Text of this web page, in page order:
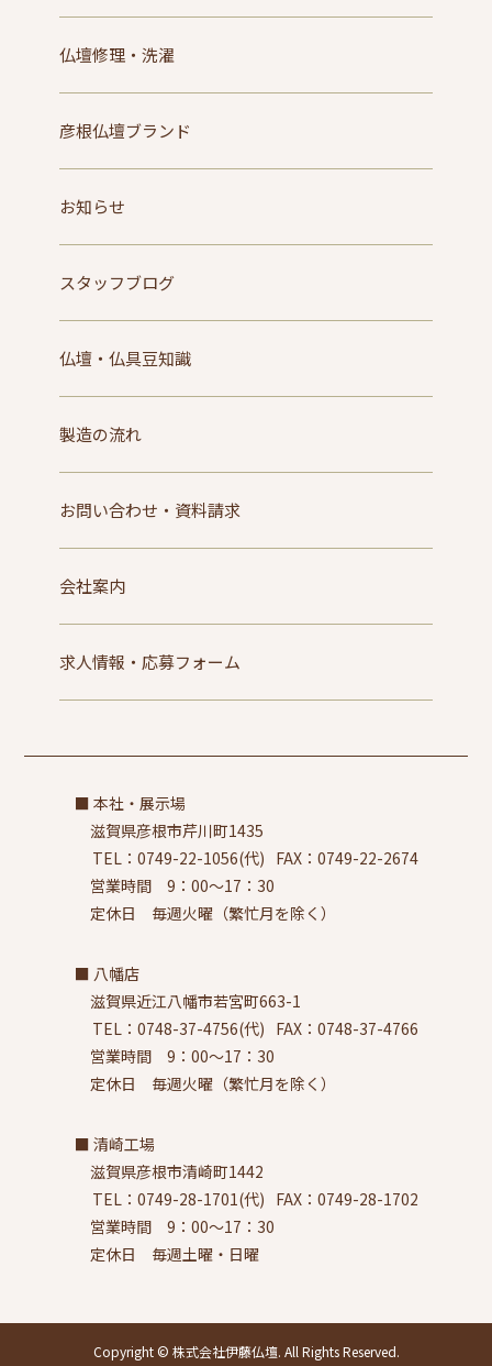
仏壇修理・洗濯
彦根仏壇ブランド
お知らせ
スタッフブログ
仏壇・仏具豆知識
製造の流れ
お問い合わせ・資料請求
会社案内
求人情報・応募フォーム
本社・展示場
滋賀県彦根市芹川町1435
TEL：0749-22-1056(代) FAX：0749-22-2674
営業時間 9：00～17：30
定休日 毎週火曜（繁忙月を除く）
八幡店
滋賀県近江八幡市若宮町663-1
TEL：0748-37-4756(代) FAX：0748-37-4766
営業時間 9：00～17：30
定休日 毎週火曜（繁忙月を除く）
清崎工場
滋賀県彦根市清崎町1442
TEL：0749-28-1701(代) FAX：0749-28-1702
営業時間 9：00～17：30
定休日 毎週土曜・日曜
Copyright © 株式会社伊藤仏壇. All Rights Reserved.